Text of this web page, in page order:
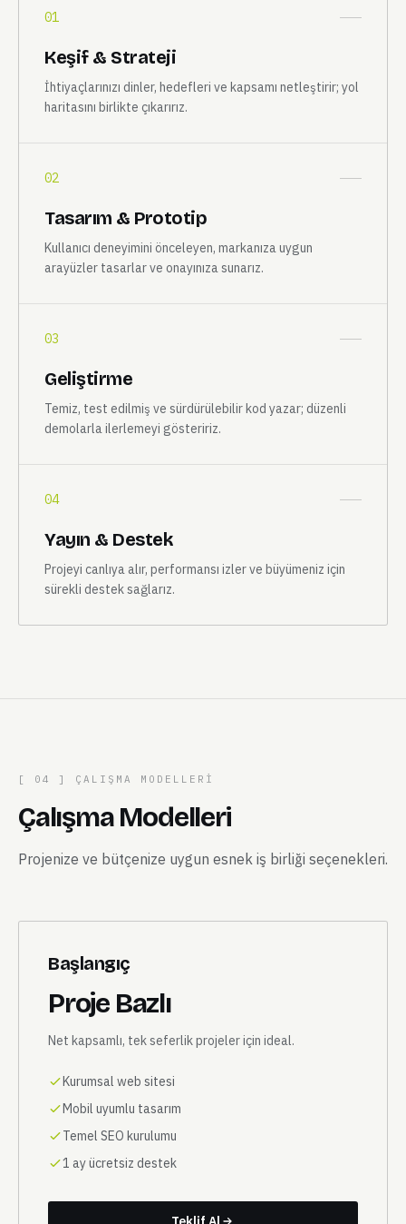
01
Keşif & Strateji
İhtiyaçlarınızı dinler, hedefleri ve kapsamı netleştirir; yol
haritasını birlikte çıkarırız.
02
Tasarım & Prototip
Kullanıcı deneyimini önceleyen, markanıza uygun
arayüzler tasarlar ve onayınıza sunarız.
03
Geliştirme
Temiz, test edilmiş ve sürdürülebilir kod yazar; düzenli
demolarla ilerlemeyi gösteririz.
04
Yayın & Destek
Projeyi canlıya alır, performansı izler ve büyümeniz için
sürekli destek sağlarız.
[ 04 ] ÇALIŞMA MODELLERI
Çalışma Modelleri
Projenize ve bütçenize uygun esnek iş birliği seçenekleri.
Başlangıç
Proje Bazlı
Net kapsamlı, tek seferlik projeler için ideal.
Kurumsal web sitesi
Mobil uyumlu tasarım
Temel SEO kurulumu
1 ay ücretsiz destek